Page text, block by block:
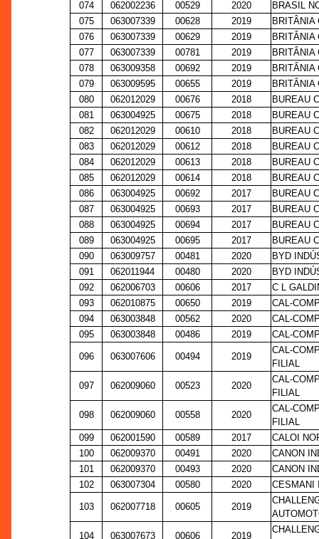
074
062002236 00529 2020
BRASIL
075
063007339 00628 2019
BRITÂNIA
076
063007339 00629 2019
BRITÂNIA
077
063007339 00781 2019
BRITÂNIA
078
063009358 00692 2019
BRITÂNIA
079
063009595 00655 2019
BRITÂNIA
080
062012029 00676 2018
BUREAU
081
063004925 00675 2018
BUREAU
082
062012029 00610 2018
BUREAU
083
062012029 00612 2018
BUREAU
084
062012029 00613 2018
BUREAU
085
062012029 00614 2018
BUREAU
086
063004925 00692 2017
BUREAU
087
063004925 00693 2017
BUREAU
088
063004925 00694 2017
BUREAU
089
063004925 00695 2017
BUREAU
090
063009757 00481 2020
BYD
091
062011944 00480 2020
BYD
092
062006703 00606 2017
C L
093
062010875 00650 2019
CAL-
094
063003848 00562 2020
CAL-
095
063003848 00486 2019 CAL-
096 063007606 00494 2019
CAL-
FILIAL
097 062009060 00523 2020
CAL-
FILIAL
098 062009060 00558 2020
CAL-
FILIAL
099
062001590 00589 2017
CALOI
100
062009370 00491 2020
CANON
101
062009370 00493 2020
CANON
102
063007304 00580 2020 CESMANI
103 062007718 00605 2019
104 063007673 00606 2019